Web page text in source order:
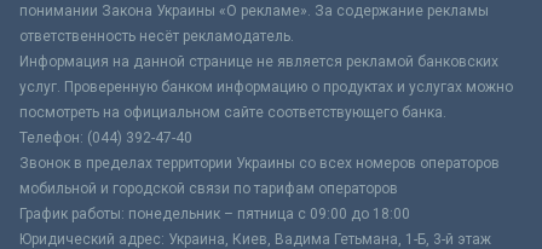
понимании Закона Украины «О рекламе». За содержание рекламы
ответственность несёт рекламодатель.
Информация на данной странице не является рекламой банковских
услуг. Проверенную банком информацию о продуктах и услугах можно
посмотреть на официальном сайте соответствующего банка.
Телефон: (044) 392-47-40
Звонок в пределах территории Украины со всех номеров операторов
мобильной и городской связи по тарифам операторов
График работы: понедельник – пятница с 09:00 до 18:00
Юридический адрес: Украина, Киев, Вадима Гетьмана, 1-Б, 3-й этаж